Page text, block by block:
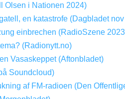
Olsen i Nationen 2024)
en katastrofe (Dagbladet
einbrechen (RadioSzene
(Radionytt.no)
Vasaskeppet (Aftonbladet)
Soundcloud)
af FM-radioen (Den